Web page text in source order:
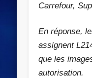
Carrefour,
En réponse,
assignent
que les
autorisation.